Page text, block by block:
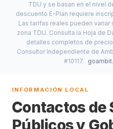
TDU y se basan en el nivel
descuento E-Plan requiere
Las tarifas reales pueden
zona TDU. Consulta la Hoja de
detalles completos de
Consultor Independiente de
#10117.
INFORMACIÓN LOCAL
Contactos de
Públicos y